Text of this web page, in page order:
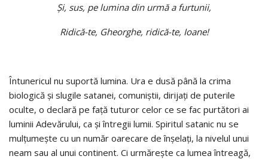
Şi, sus, pe lumina din urmă a furtunii,
Ridică-te, Gheorghe, ridică-te, Ioane!
Întunericul nu suportă lumina. Ura e dusă până la crima
biologică şi slugile satanei, comuniştii, dirijaţi de puterile
oculte, o declară pe faţă tuturor celor ce se fac purtători ai
luminii Adevărului, ca şi întregii lumii. Spiritul satanic nu se
mulţumeşte cu un număr oarecare de înşelaţi, la nivelul unui
neam sau al unui continent. Ci urmăreşte ca lumea întreagă,